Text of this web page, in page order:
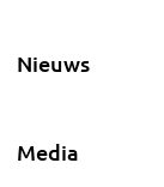
Nieuws
Media